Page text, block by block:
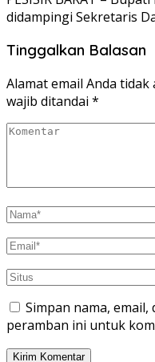
didampingi Sekretaris
Tinggalkan Balasan
Alamat email Anda
wajib ditandai *
Simpan nama, email,
peramban ini untuk